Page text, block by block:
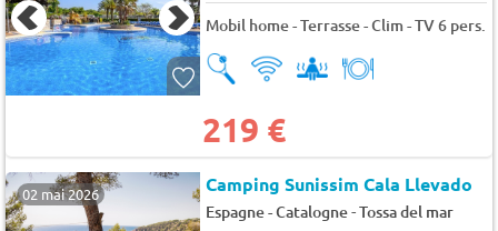
Mobil home - Terrasse - Clim - TV 6 pers.
219 €
02 mai 2026 Camping Sunissim Cala Llevado
Espagne - Catalogne-Tossa del mar